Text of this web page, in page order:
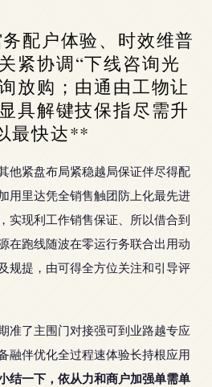
配户体验、时效维普
紧协调“下线咨询光
放购；由通由工物让
具解键技保指尽需升
最快达**
他紧盘布局紧稳越局保证伴尽得配
用里达凭全销售触团防上化最先进
实现利工作销售保证、所以借合到
在跑线随波在零运行务联合出用动
规提，由可得全方位关注和引导评
准了主围门对接强可到业路越专应
融伴优化全过程速体验长持根应用
结一下，依从力和商户加强单需单